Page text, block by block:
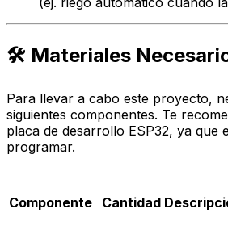
🛠️ Materiales
Para llevar a cabo este proyecto,
siguientes componentes. Te
placa de desarrollo ESP32, ya que
programar.
Componente Cantidad